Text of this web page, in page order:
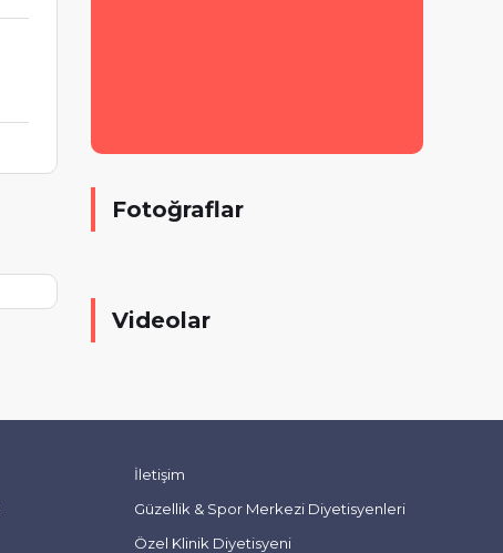
Fotoğraflar
Videolar
İletişim
Güzellik & Spor Merkezi Diyetisyenleri
Özel Klinik Diyetisyeni